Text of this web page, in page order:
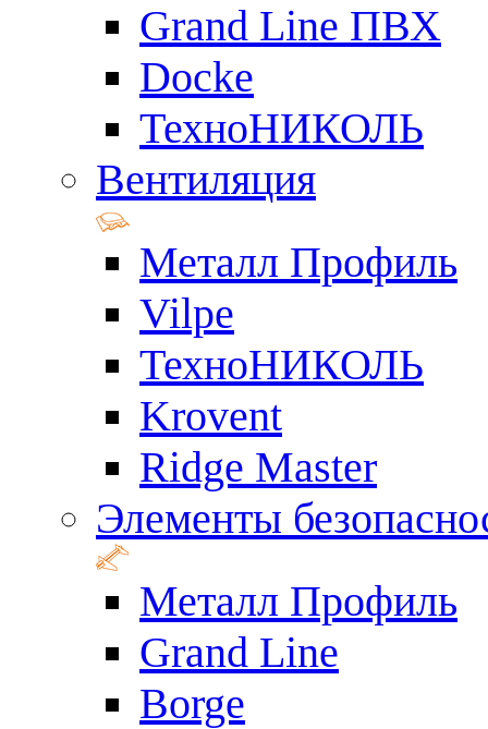
Grand Line ПВХ
Docke
ТехноНИКОЛЬ
Вентиляция
Металл Профиль
Vilpe
ТехноНИКОЛЬ
Krovent
Ridge Master
Элементы
Металл Профиль
Grand Line
Borge